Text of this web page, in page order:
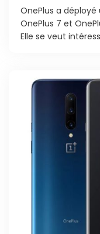
OnePlus a
OnePlus 7 et
Elle se veut